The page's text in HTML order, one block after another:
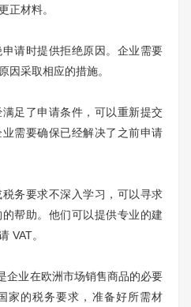
正材料。
请时提供拒绝原因。企业需要
因采取相应的措施。
足了申请条件，可以重新提交
需要确保已经解决了之前申请
务要求不深入学习，可以寻求
帮助。他们可以提供专业的建
VAT。
业在欧洲市场销售商品的必要
家的税务要求，准备好所需材